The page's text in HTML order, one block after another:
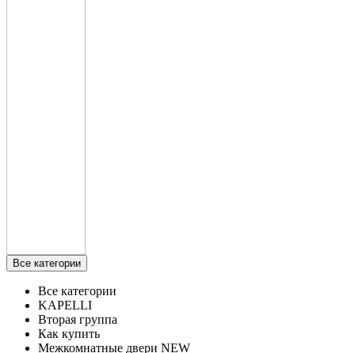
Все категории
Все категории
KAPELLI
Вторая группа
Как купить
Межкомнатные двери NEW